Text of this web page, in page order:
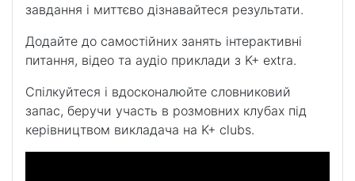
завдання і миттєво дізнавайтеся результати.
Додайте до самостійних занять інтерактивні
питання, відео та аудіо приклади з K+ extra.
Спілкуйтеся і вдосконалюйте словниковий
запас, беручи участь в розмовних клубах під
керівництвом викладача на K+ clubs.